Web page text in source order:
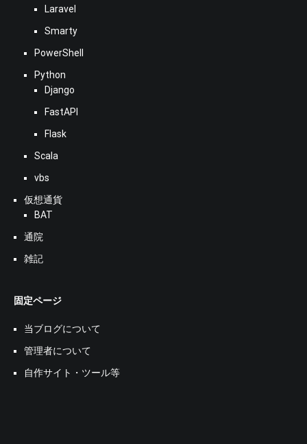
Laravel
Smarty
PowerShell
Python
Django
FastAPI
Flask
Scala
vbs
仮想通貨
BAT
通院
雑記
固定ページ
当ブログについて
管理者について
自作サイト・ツール等